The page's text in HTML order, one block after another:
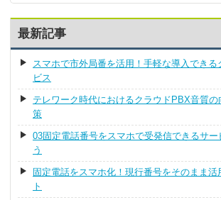
最新記事
スマホで市外局番を活用！手軽な導入でき
ビス
テレワーク時代におけるクラウドPBX音質
策
03固定電話番号をスマホで受発信できるサー
う
固定電話をスマホ化！現行番号をそのまま活
ト